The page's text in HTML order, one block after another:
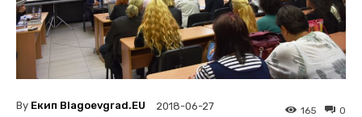
By Екип Blagoevgrad.EU 2018-06-27 0
165